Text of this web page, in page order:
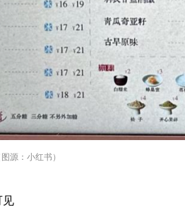
图源：小红书）
见